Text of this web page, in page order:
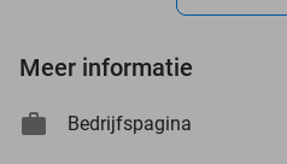
Meer informatie
Bedrijfspagina